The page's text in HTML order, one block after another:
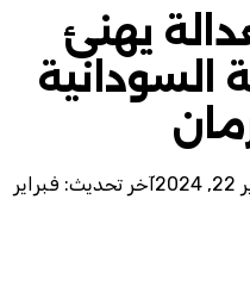
يهنئ
السودانية
آخر تحديث: فبراير